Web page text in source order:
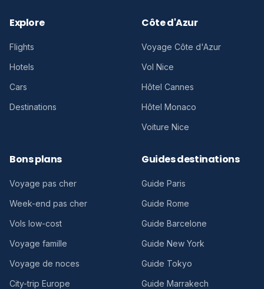
Explore
Flights
Hotels
Cars
Destinations
Côte d'Azur
Voyage Côte d'Azur
Vol Nice
Hôtel Cannes
Hôtel Monaco
Voiture Nice
Bons plans
Voyage pas cher
Week-end pas cher
Vols low-cost
Voyage famille
Voyage de noces
City-trip Europe
Guides destinations
Guide Paris
Guide Rome
Guide Barcelone
Guide New York
Guide Tokyo
Guide Marrakech